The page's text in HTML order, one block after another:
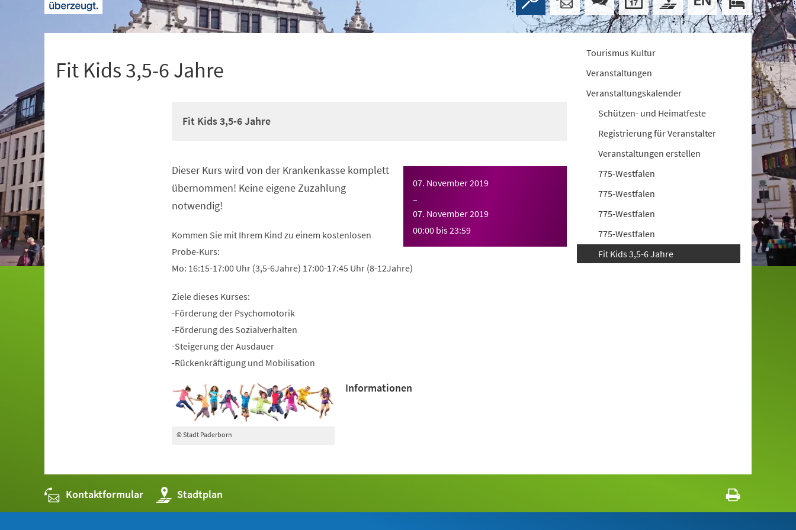
Fit Kids 3,5-6 Jahre
Fit Kids 3,5-6 Jahre
07. November 2019
–
07. November 2019
00:00 bis23:59
Dieser Kurs wird von der Krankenkasse komplett
übernommen! Keine eigene Zuzahlung
notwendig!
Kommen Sie mit Ihrem Kind zu einem kostenlosen
Probe-Kurs:
Mo: 16:15-17:00 Uhr (3,5-6Jahre) 17:00-17:45 Uhr (8-12Jahre)
Ziele dieses Kurses:
-Förderung der Psychomotorik
-Förderung des Sozialverhalten
-Steigerung der Ausdauer
-Rückenkräftigung und Mobilisation
© Stadt Paderborn
Informationen
Tourismus Kultur
Veranstaltungen
Veranstaltungskalender
Schützen- und Heimatfeste
Registrierung für Veranstalter
Veranstaltungen erstellen
775-Westfalen
775-Westfalen
775-Westfalen
775-Westfalen
Fit Kids 3,5-6 Jahre
Kontaktformular Stadtplan
(Öffnet
in
einem